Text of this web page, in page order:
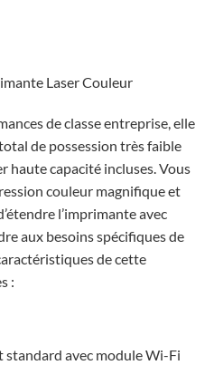
Laser Couleur
de classe entreprise, elle
de possession très faible
haute capacité incluses. Vous
couleur magnifique et
l’imprimante avec
aux besoins spécifiques de
de cette
:
avec module Wi-Fi